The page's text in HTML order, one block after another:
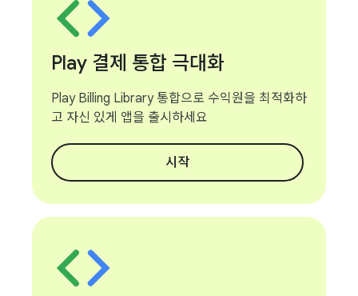
Play 결제 통합 극대화
Play Billing Library 통합으로 수익원을 최적화하
고 자신 있게 앱을 출시하세요
시작